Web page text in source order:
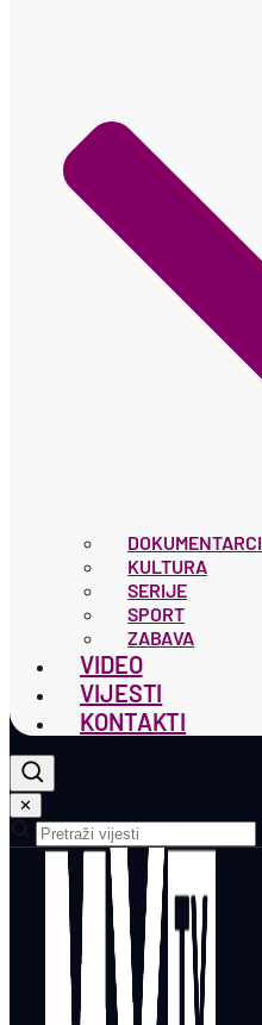
DOKUMENTARCI
KULTURA
SERIJE
SPORT
ZABAVA
VIDEO
VIJESTI
KONTAKTI
✕